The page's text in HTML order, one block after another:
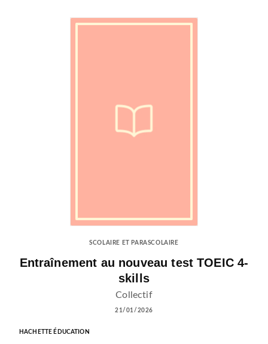
SCOLAIRE ET PARASCOLAIRE
Entraînement au nouveau test TOEIC 4-
skills
Collectif
21/01/2026
HACHETTE ÉDUCATION